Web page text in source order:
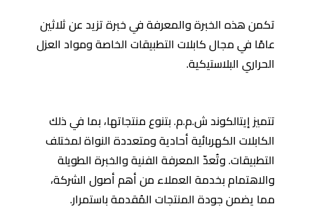
تكمن هذه الخبرة والمعرفة في خبرة تزيد عن ثلاثين
عامًا في مجال كابلات التطبيقات الخاصة ومواد العزل
الحراري البلاستيكية.
تتميز إيتالكوند ش.م.م. بتنوع منتجاتها، بما في ذلك
الكابلات الكهربائية أحادية ومتعددة النواة لمختلف
التطبيقات. وتُعدّ المعرفة الفنية والخبرة الطويلة
والاهتمام بخدمة العملاء من أهم أصول الشركة،
مما يضمن جودة المنتجات المُقدمة باستمرار.